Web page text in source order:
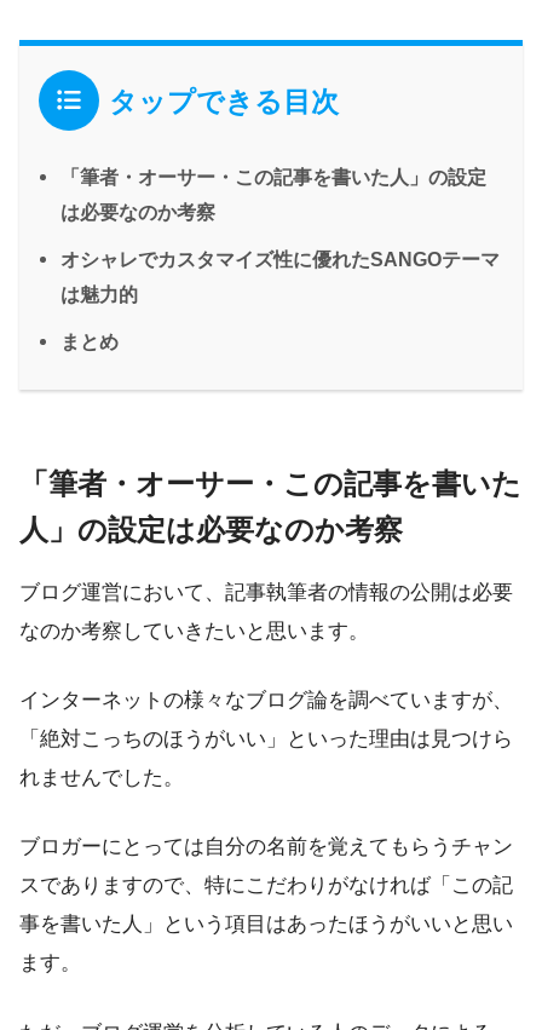
タップできる目次
「筆者・オーサー・この記事を書いた人」の設定
は必要なのか考察
オシャレでカスタマイズ性に優れたSANGOテーマ
は魅力的
まとめ
「筆者・オーサー・この記事を書いた
人」の設定は必要なのか考察
ブログ運営において、記事執筆者の情報の公開は必要
なのか考察していきたいと思います。
インターネットの様々なブログ論を調べていますが、
「絶対こっちのほうがいい」といった理由は見つけら
れませんでした。
ブロガーにとっては自分の名前を覚えてもらうチャン
スでありますので、特にこだわりがなければ「この記
事を書いた人」という項目はあったほうがいいと思い
ます。